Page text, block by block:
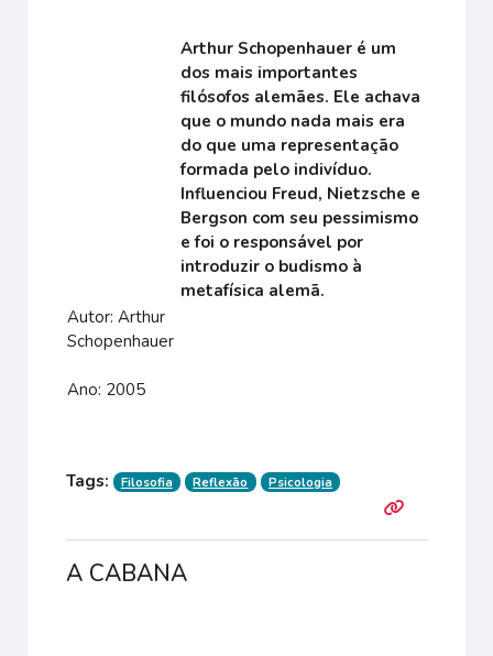
Arthur Schopenhauer é um
dos mais importantes
filósofos alemães. Ele achava
que o mundo nada mais era
do que uma representação
formada pelo indivíduo.
Influenciou Freud, Nietzsche e
Bergson com seu pessimismo
e foi o responsável por
introduzir o budismo à
metafísica alemã.
Autor: Arthur
Schopenhauer
Ano: 2005
Tags: Filosofia Reflexão Psicologia
A CABANA